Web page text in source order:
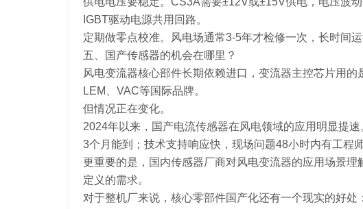
IGBT驱动电源共用回路。
定期做零点校准。风电场通常3-5年才检修一次，长时间
五、国产传感器的机会在哪里？
风电变流器核心部件长期依赖进口，变流器主控芯片用
LEM、VAC等国际品牌。
但情况正在变化。
2024年以来，国产电流传感器在风电领域的应用明显提
3个月能到；技术支持响应快，现场问题48小时内有工程
更重要的是，国内传感器厂商对风电变流器的应用场景
定义的需求。
对于整机厂来说，核心零部件国产化还有一个现实的好